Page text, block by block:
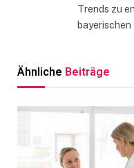
Trends zu
Ähnliche Beiträge